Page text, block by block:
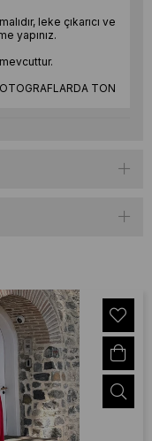
leke çıkarıcı ve
yapınız.
TON